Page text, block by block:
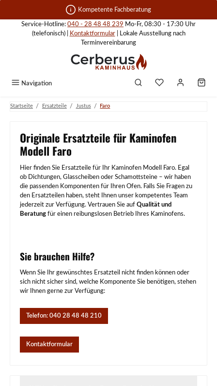
Zum Hauptinhalt springen Kompetente Fachberatung
Service-Hotline: 040 - 28 48 48 239 Mo-Fr, 08:30 - 17:30 Uhr
(telefonisch) |
Kontaktformular| Lokale Ausstellung nach
Terminvereinbarung
Navigation
Startseite / Ersatzteile / Justus / Faro
Originale Ersatzteile für Kaminofen
Modell Faro
Hier finden Sie Ersatzteile für Ihr Kaminofen Modell Faro. Egal
ob Dichtungen, Glasscheiben oder Schamottsteine – wir haben
die passenden Komponenten für Ihren Ofen. Falls Sie Fragen zu
den Ersatzteilen haben, steht Ihnen unser kompetentes Team
jederzeit zur Verfügung. Vertrauen Sie auf Qualität und
Beratung für einen reibungslosen Betrieb Ihres Kaminofens.
Sie brauchen Hilfe?
Wenn Sie Ihr gewünschtes Ersatzteil nicht finden können oder
sich nicht sicher sind, welche Komponente Sie benötigen, stehen
wir Ihnen gerne zur Verfügung:
Telefon: 040 28 48 48 210
Kontaktformular